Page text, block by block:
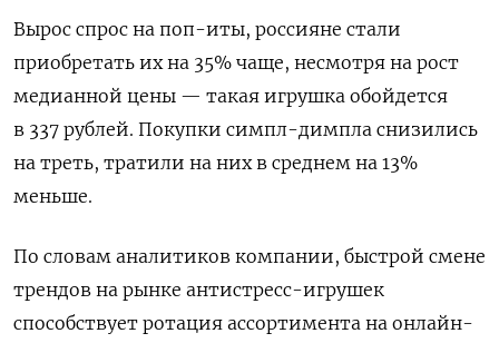
Вырос спрос на поп-иты, россияне стали
приобретать их на 35% чаще, несмотря на рост
медианной цены — такая игрушка обойдется
в 337 рублей. Покупки симпл-димпла снизились
на треть, тратили на них в среднем на 13%
меньше.
По словам аналитиков компании, быстрой смене
трендов на рынке антистресс-игрушек
способствует ротация ассортимента на онлайн-